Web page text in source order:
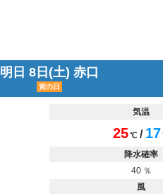
明日 8日(土) 赤口
寅の日
気温
25℃ / 17
降水確率
40 ％
風